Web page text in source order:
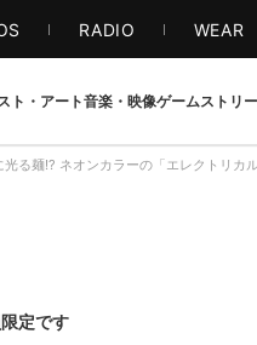
RADIO WEAR
ト・アート音楽・映像ゲームストリ
光る麺!? ネオンカラーの「エレクトリカ
定です